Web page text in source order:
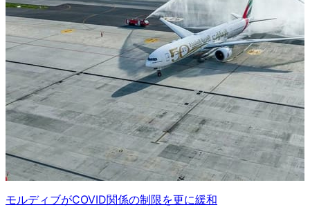
モルディブがCOVID関係の制限を更に緩和